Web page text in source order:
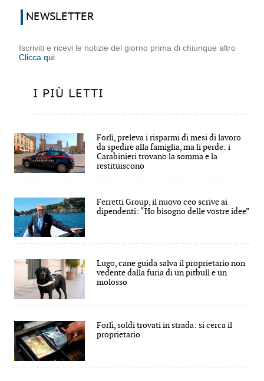
NEWSLETTER
Iscriviti e ricevi le notizie del giorno prima di chiunque altro
Clicca qui
I PIÙ LETTI
Forlì, preleva i risparmi di mesi di lavoro
da spedire alla famiglia, ma li perde: i
Carabinieri trovano la somma e la
restituiscono
Ferretti Group, il nuovo ceo scrive ai
dipendenti: “Ho bisogno delle vostre idee”
Lugo, cane guida salva il proprietario non
vedente dalla furia di un pitbull e un
molosso
Forlì, soldi trovati in strada: si cerca il
proprietario